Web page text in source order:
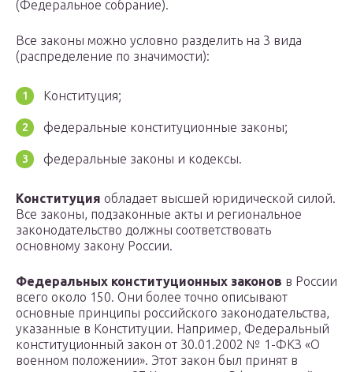
(Федеральное собрание).
Все законы можно условно разделить на 3 вида
(распределение по значимости):
Конституция;
федеральные конституционные законы;
федеральные законы и кодексы.
Конституция обладает высшей юридической силой.
Все законы, подзаконные акты и региональное
законодательство должны соответствовать
основному закону России.
Федеральных конституционных законов в России
всего около 150. Они более точно описывают
основные принципы российского законодательства,
указанные в Конституции. Например, Федеральный
конституционный закон от 30.01.2002 № 1-ФКЗ «О
военном положении». Этот закон был принят в